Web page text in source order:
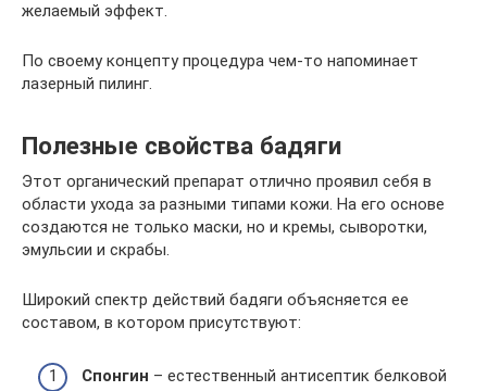
желаемый эффект.
По своему концепту процедура чем-то напоминает
лазерный пилинг.
Полезные свойства бадяги
Этот органический препарат отлично проявил себя в
области ухода за разными типами кожи. На его основе
создаются не только маски, но и кремы, сыворотки,
эмульсии и скрабы.
Широкий спектр действий бадяги объясняется ее
составом, в котором присутствуют:
Спонгин – естественный антисептик белковой